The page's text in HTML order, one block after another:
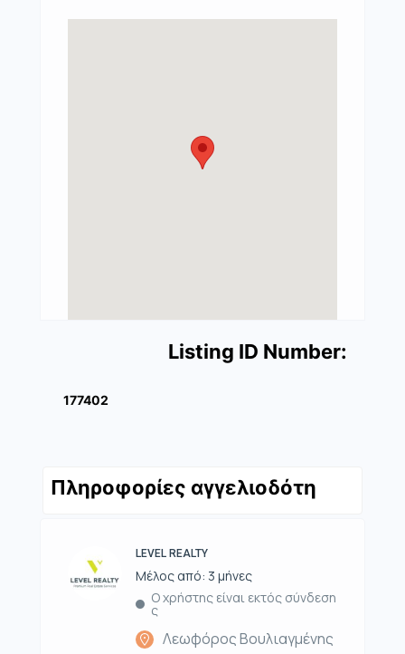
Listing ID Number:
177402
Πληροφορίες αγγελιοδότη
LEVEL REALTY
Μέλος από: 3 μήνες
Ο χρήστης είναι εκτός σύνδεση
ς
Λεωφόρος Βουλιαγμένης